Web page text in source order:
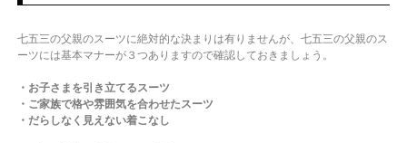
七五三の父親のスーツに絶対的な決まりは有りませんが、七五三の父親のス
ーツには基本マナーが３つありますので確認しておきましょう。
・お子さまを引き立てるスーツ
・ご家族で格や雰囲気を合わせたスーツ
・だらしなく見えない着こなし